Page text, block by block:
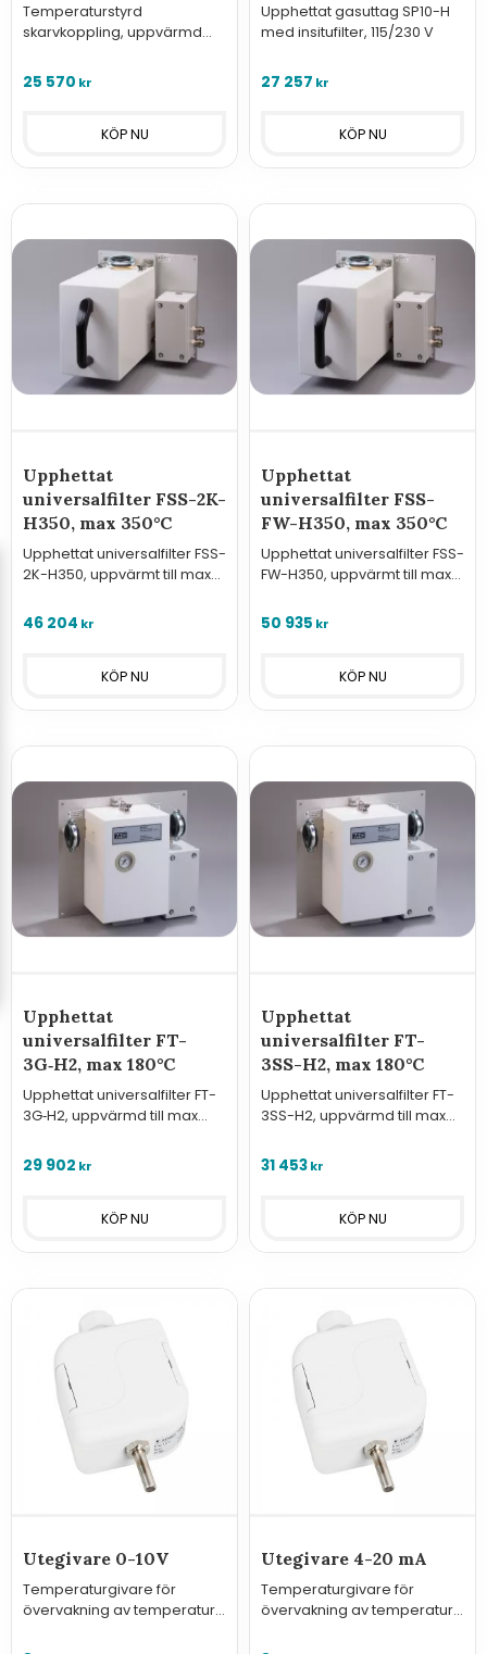
Temperaturstyrd
skarvkoppling, uppvärmd
25 570 kr
Upphettat gasuttag SP10-H
med insitufilter, 115/230 V
27 257 kr
Upphettat
universalfilter FSS-2K-
H350, max 350°C
Upphettat universalfilter FSS-
2K-H350, uppvärmt till max
46 204 kr
Upphettat
universalfilter FSS-
FW-H350, max 350°C
Upphettat universalfilter FSS-
FW-H350, uppvärmt till max
50 935 kr
Upphettat
universalfilter FT-
3G‑H2, max 180°C
Upphettat universalfilter FT-
3G‑H2, uppvärmd till max
29 902 kr
Upphettat
universalfilter FT-
3SS-H2, max 180°C
Upphettat universalfilter FT-
3SS-H2, uppvärmd till max
31 453kr
Utegivare 0-10V
Temperaturgivare för
övervakning av temperatur
Utegivare 4-20 mA
Temperaturgivare för
övervakning av temperatur